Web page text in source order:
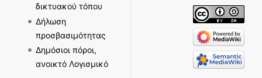
δικτυακού τόπου
Δήλωση
προσβασιμότητας
Δημόσιοι πόροι,
ανοικτό Λογισμικό